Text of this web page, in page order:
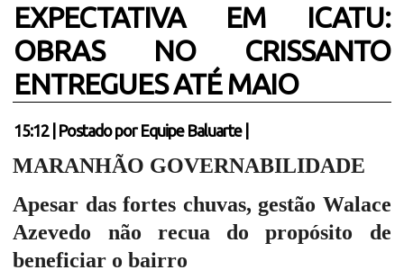
EXPECTATIVA EM ICATU:
OBRAS NO CRISSANTO
ENTREGUES ATÉ MAIO
15:12| Postado por Equipe Baluarte
MARANHÃO GOVERNABILIDADE
Apesar das fortes chuvas, gestão Walace
Azevedo não recua do propósito de
beneficiar o bairro